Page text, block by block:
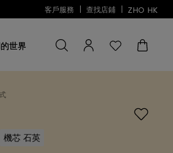
客戶服務 查找店鋪 ZHO HK
世界
找
一
尋找一些
機芯 石英